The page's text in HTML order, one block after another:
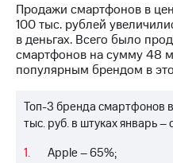
Контакты
Новости
в
регионе
и акционерам
Корпоративное
Продажи смартфонов в
100 тыс. рублей
в деньгах. Всего было
смартфонов на сумму 48
популярным брендом в
Топ-3 бренда смартфонов
тыс. руб. в штуках январь –
Apple – 65%;